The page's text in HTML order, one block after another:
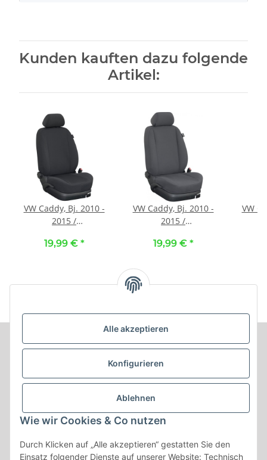
Alle akzeptieren
Konfigurieren
Ablehnen
Wie wir Cookies & Co nutzen
Durch Klicken auf „Alle akzeptieren“ gestatten Sie den
Einsatz folgender Dienste auf unserer Website: Technisch
Kunden kauften dazu folgende
Artikel:
VW Caddy, Bj. 2010 -
2015 /
Mittelkonsolenbezug
schwarz
19,99 € *
VW Caddy, Bj. 2010 -
2015 /
Mittelkonsolenbezug
anthrazit / Stoff
anthrazit
19,99 € *
VW
Informationen
Produkt Informationen
Shop Informationen
Gesetzliche Informationen